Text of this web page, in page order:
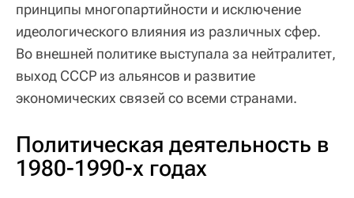
принципы многопартийности и исключение
идеологического влияния из различных сфер.
Во внешней политике выступала за нейтралитет,
выход СССР из альянсов и развитие
экономических связей со всеми странами.
Политическая деятельность в
1980-1990-х годах